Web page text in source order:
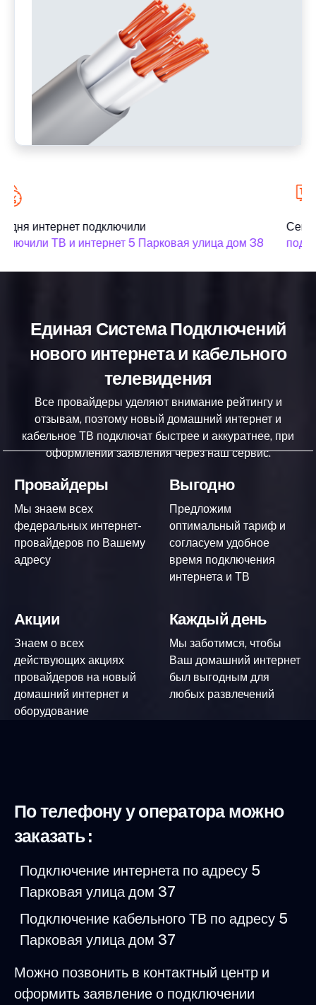
интернет подключили
ТВ и интернет 5 Парковая улица дом 38
Единая Система Подключений
нового интернета и кабельного
телевидения
Все провайдеры уделяют внимание рейтингу и
отзывам, поэтому новый домашний интернет и
кабельное ТВ подключат быстрее и аккуратнее, при
оформлении заявления через наш сервис.
Провайдеры
Мы знаем всех
федеральных интернет-
провайдеров по Вашему
адресу
Выгодно
Предложим
оптимальный тариф и
согласуем удобное
время подключения
интернета и ТВ
Акции
Знаем о всех
действующих акциях
провайдеров на новый
домашний интернет и
оборудование
Каждый день
Мы заботимся, чтобы
Ваш домашний интернет
был выгодным для
любых развлечений
По телефону у оператора можно
заказать :
Подключение интернета по адресу 5
Парковая улица дом 37
Подключение кабельного ТВ по адресу 5
Парковая улица дом 37
Можно позвонить в контактный центр и
оформить заявление о подключении